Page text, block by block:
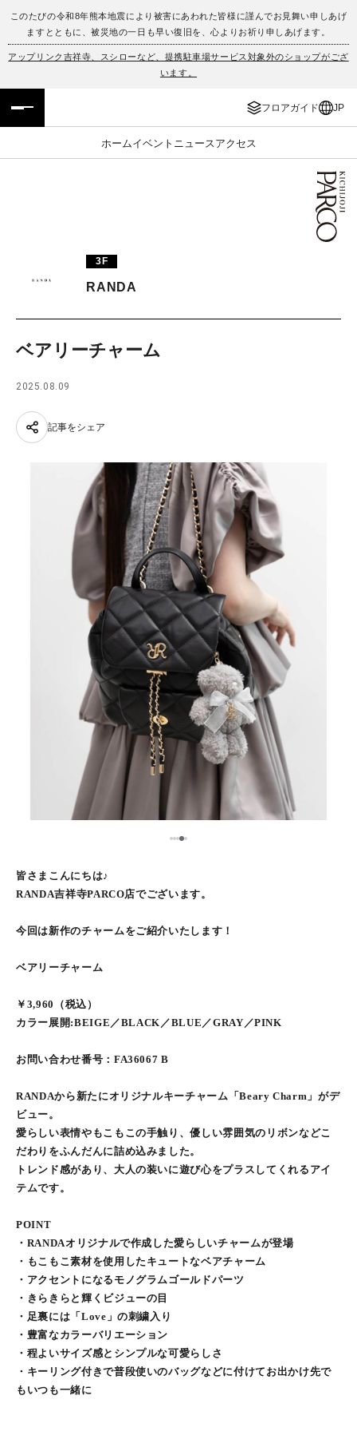
このたびの令和8年熊本地震により被害にあわれた皆様に謹んでお見舞い申しあげ
ますとともに、被災地の一日も早い復旧を、心よりお祈り申しあげます。
アップリンク吉祥寺、スシローなど、提携駐車場サービス対象外のショップがござ
います。
フロアガイド JP
ホームイベント ニュース アクセス
フロアガイド
イベント・ポップアップ
ニュース
PARCOメンバーズ
ENGLISH
簡体字
한국어
3F
RANDA
ベアリーチャーム
2025.08.09
記事をシェア
1234
皆さまこんにちは♪
RANDA吉祥寺PARCO店でございます。
今回は新作のチャームをご紹介いたします！
ベアリーチャーム
￥3,960（税込）
カラー展開:BEIGE／BLACK／BLUE／GRAY／PINK
お問い合わせ番号：FA36067 B
RANDAから新たにオリジナルキーチャーム「Beary Charm」がデ
ビュー。
愛らしい表情やもこもこの手触り、優しい雰囲気のリボンなどこ
だわりをふんだんに詰め込みました。
トレンド感があり、大人の装いに遊び心をプラスしてくれるアイ
テムです。
POINT
・RANDAオリジナルで作成した愛らしいチャームが登場
・もこもこ素材を使用したキュートなベアチャーム
・アクセントになるモノグラムゴールドパーツ
・きらきらと輝くビジューの目
・足裏には「Love」の刺繍入り
・豊富なカラーバリエーション
・程よいサイズ感とシンプルな可愛らしさ
・キーリング付きで普段使いのバッグなどに付けてお出かけ先で
もいつも一緒に